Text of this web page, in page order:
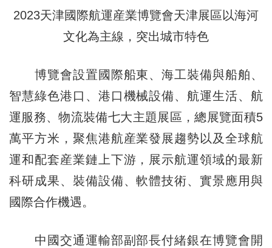
2023天津國際航運産業博覽會天津展區以海河
文化為主線，突出城市特色
博覽會設置國際船東、海工裝備與船舶、
智慧綠色港口、港口機械設備、航運生活、航
運服務、物流裝備七大主題展區，總展覽面積5
萬平方米，聚焦港航産業發展趨勢以及全球航
運和配套産業鏈上下游，展示航運領域的最新
科研成果、裝備設備、軟體技術、實景應用與
國際合作機遇。
中國交通運輸部副部長付緒銀在博覽會開